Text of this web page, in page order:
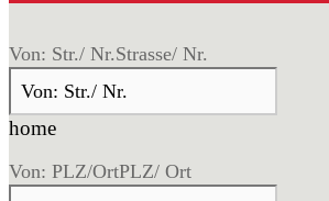
Von: Str./ Nr.Strasse/ Nr.
home
Von: PLZ/OrtPLZ/ Ort